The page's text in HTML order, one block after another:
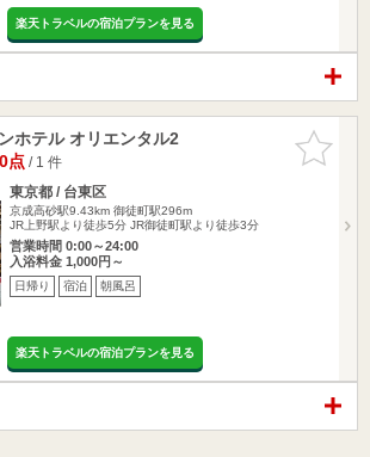
楽天トラベルの宿泊プランを見る
お気に入
りに追加
ホテル オリエンタル2
点/ 1 件
東京都 / 台東区
京成高砂駅9.43km 御徒町駅296m
JR上野駅より徒歩5分 JR御徒町駅より徒歩3分
営業時間 0:00～24:00
入浴料金 1,000円～
日帰り 宿泊 朝風呂
楽天トラベルの宿泊プランを見る